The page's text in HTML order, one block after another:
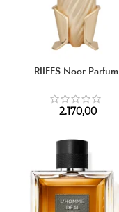
RIIFFS Noor Parfum
2.170,00